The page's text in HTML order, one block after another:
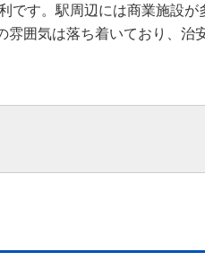
す。駅周辺には商業施設
囲気は落ち着いており、